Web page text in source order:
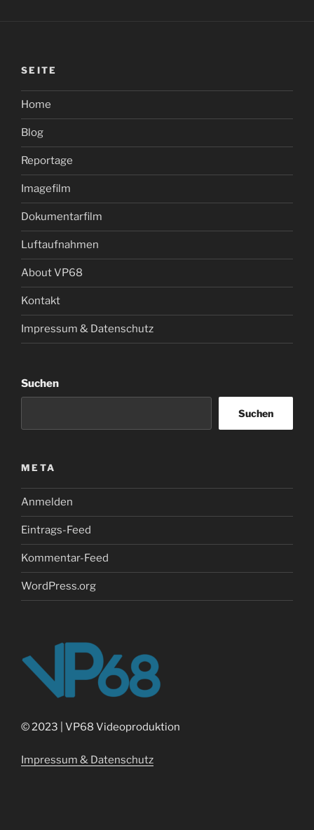
SEITE
Home
Blog
Reportage
Imagefilm
Dokumentarfilm
Luftaufnahmen
About VP68
Kontakt
Impressum & Datenschutz
Suchen
Suchen
META
Anmelden
Eintrags-Feed
Kommentar-Feed
WordPress.org
©2023 | VP68 Videoproduktion
Impressum & Datenschutz